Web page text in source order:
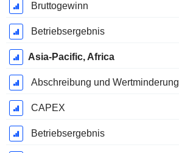
Bruttogewinn
Betriebsergebnis
Asia-Pacific, Africa
Abschreibung und Wertminderung
CAPEX
Betriebsergebnis